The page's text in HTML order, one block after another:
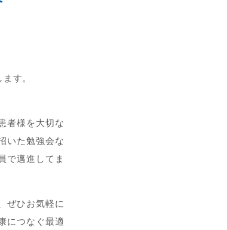
す。
者様を大切な
いた勉強会な
で邁進してま
ぜひお気軽に
につなぐ最適